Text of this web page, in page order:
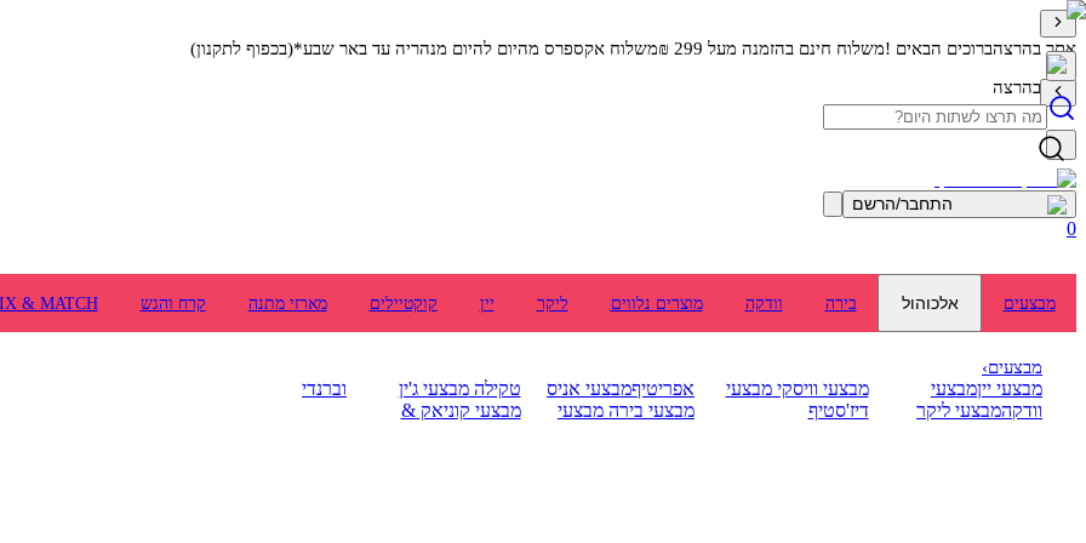
אתר בהרצהברוכים הבאים !משלוח חינם בהזמנה מעל 299 ₪
משלוח אקספרס מהיום להיום מנהריה עד באר שבע*(בכפוף לתקנון)
אתר בהרצה
התחבר/הרשם
0
מבצעים אלכוהול בירה וודקה מוצרים נלווים ליקר יין קוקטיילים מארזי מתנה קרח והגש & MATCH
מבצעים›
מבצעי ייןמבצעי
וודקהמבצעי ליקר
מבצעי וויסקימבצעי
דיז'סטיף
אפריטיףמבצעי אניס
מבצעי בירה מבצעי
טקילהמבצעי ג'ין
מבצעי קוניאק &
וברנדי